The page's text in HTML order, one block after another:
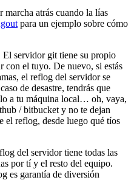
marcha atrás cuando la lías
para un ejemplo sobre cómo
servidor git tiene su propio
con el tuyo. De nuevo, si estás
el reflog del servidor se
de desastre, tendrás que
a tu máquina local… oh, vaya,
/ bitbucket y no te dejan
el reflog, desde luego qué tíos
del servidor tiene todas las
por tí y el resto del equipo.
es garantía de diversión